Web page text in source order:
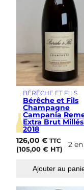
BÉRÊCHE ET FILS
Bérêche et Fils
Champagne
Campania
Extra Brut
2018
126,00€ TTC
(105,00€ HT) 2
Ajouter au